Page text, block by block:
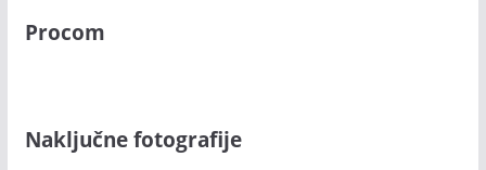
Procom
Naključne fotografije